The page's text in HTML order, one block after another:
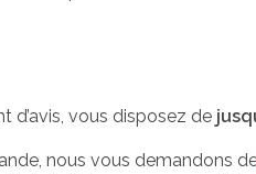
d’avis, vous disposez de
nous vous demandons